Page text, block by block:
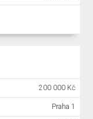
200 000 Kč
Praha 1